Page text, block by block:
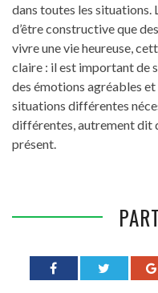
dans toutes les situations.
d’être constructive que
vivre une vie heureuse,
claire : il est important de
des émotions agréables
situations différentes
différentes, autrement dit
présent.